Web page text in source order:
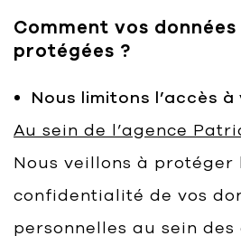
Comment vos
protégées ?
Nous limitons l’accès
Au sein de l’agence
Nous veillons à protéger
confidentialité de vos
personnelles au sein